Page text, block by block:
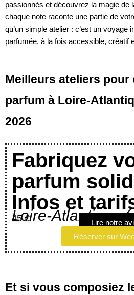
passionnés et découvrez la magie de
chaque note raconte une partie de
qu’un simple atelier : c’est un voyage
parfumée, à la fois accessible, créatif
Meilleurs ateliers pour
parfum à Loire-
2026
Fabriquez
parfum
Infos et
Loire-Atlantique
45 €
Lire notre
Réserver sur
Et si vous composiez